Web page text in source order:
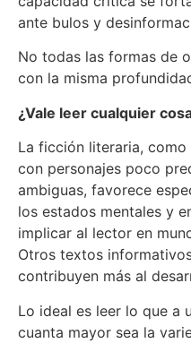
ante bulos y
No todas las formas de
con la misma
¿Vale leer cualquier
La ficción literaria,
con personajes poco
ambiguas, favorece
los estados mentales y
implicar al lector en
Otros textos
contribuyen más al
Lo ideal es leer lo que a
cuanta mayor sea la